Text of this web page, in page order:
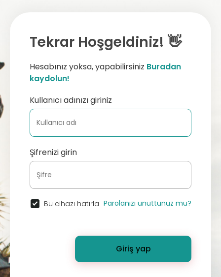
Tekrar Hoşgeldiniz! 👋
Hesabınız yoksa, yapabilirsiniz Buradan
kaydolun!
Kullanıcı adınızı giriniz
Şifrenizi girin
Bu cihazı hatırla Parolanızı unuttunuz mu?
Giriş yap